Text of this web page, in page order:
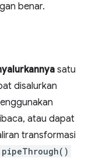
benar.
satu
disalurkan
atau dapat
transformasi
pipeThrough()